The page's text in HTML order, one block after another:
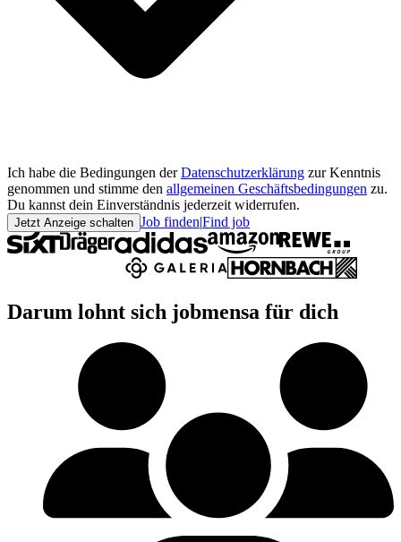
Ich habe die Bedingungen der Datenschutzerklärung zur Kenntnis
genommen und stimme den allgemeinen Geschäftsbedingungen zu.
Du kannst dein Einverständnis jederzeit widerrufen.
Jetzt Anzeige schalten Job finden|Find job
Darum lohnt sich jobmensa für dich